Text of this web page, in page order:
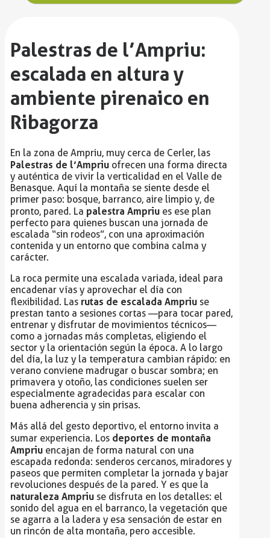
Palestras de l’Ampriu:
escalada en altura y
ambiente pirenaico en
Ribagorza
En la zona de Ampriu, muy cerca de Cerler, las
Palestras de l’Ampriuofrecen una forma directa
y auténtica de vivir la verticalidad en el Valle de
Benasque. Aquí la montaña se siente desde el
primer paso: bosque, barranco, aire limpio y, de
pronto, pared. La palestra Ampriues ese plan
perfecto para quienes buscan una jornada de
escalada “sin rodeos”, con una aproximación
contenida y un entorno que combina calma y
carácter.
La roca permite una escalada variada, ideal para
encadenar vías y aprovechar el día con
flexibilidad. Las rutas de escalada Ampriuse
prestan tanto a sesiones cortas —para tocar pared,
entrenar y disfrutar de movimientos técnicos—
como a jornadas más completas, eligiendo el
sector y la orientación según la época. A lo largo
del día, la luz y la temperatura cambian rápido: en
verano conviene madrugar o buscar sombra; en
primavera y otoño, las condiciones suelen ser
especialmente agradecidas para escalar con
buena adherencia y sin prisas.
Más allá del gesto deportivo, el entorno invita a
sumar experiencia. Los deportes de montaña
Ampriuencajan de forma natural con una
escapada redonda: senderos cercanos, miradores y
paseos que permiten completar la jornada y bajar
revoluciones después de la pared. Y es que la
naturaleza Ampriuse disfruta en los detalles: el
sonido del agua en el barranco, la vegetación que
se agarra a la ladera y esa sensación de estar en
un rincón de alta montaña, pero accesible.